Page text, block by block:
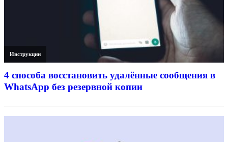
Инструкции
4 способа восстановить удалённые сообщения в
WhatsApp без резервной копии